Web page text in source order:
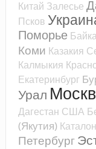
Китай Залесье
Псков
Поморье
Коми Казакия
Калмыкия
Екатеринбург
Урал
Дагестан США
(Якутия)
Петербург